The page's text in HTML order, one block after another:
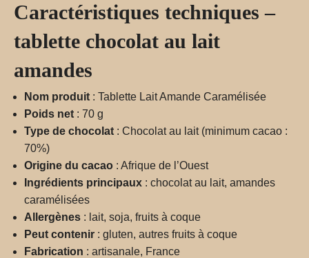
Caractéristiques techniques –
tablette chocolat au lait
amandes
Nom produit : Tablette Lait Amande Caramélisée
Poids net : 70 g
Type de chocolat : Chocolat au lait (minimum cacao :
70%)
Origine du cacao : Afrique de l’Ouest
Ingrédients principaux : chocolat au lait, amandes
caramélisées
Allergènes : lait, soja, fruits à coque
Peut contenir : gluten, autres fruits à coque
Fabrication : artisanale, France